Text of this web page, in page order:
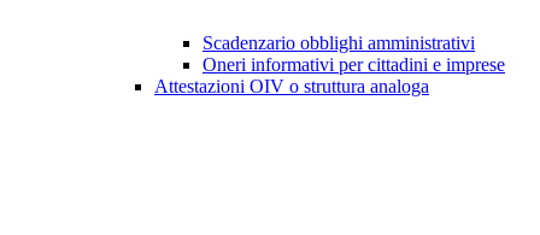
Scadenzario obblighi amministrativi
Oneri informativi per cittadini e imprese
Attestazioni OIV o struttura analoga